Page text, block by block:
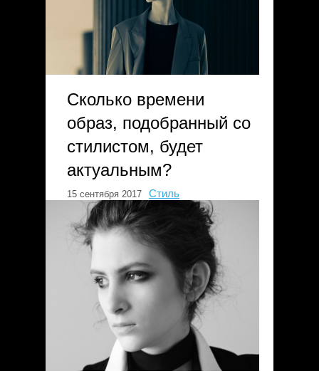
Сколько времени
образ, подобранный со
стилистом, будет
актуальным?
15 сентября 2017 Стиль